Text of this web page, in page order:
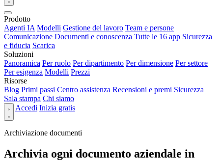
Prodotto
Agenti IA Modelli Gestione del lavoro Team e persone
Comunicazione Documenti e conoscenza Tutte le 16 app Sicurezza
e fiducia Scarica
Soluzioni
Panoramica Per ruolo Per dipartimento Per dimensione Per settore
Per esigenza Modelli Prezzi
Risorse
Blog Primi passi Centro assistenza Recensioni e premi Sicurezza
Sala stampa Chi siamo
Accedi Inizia gratis
Archiviazione documenti
Archivia ogni documento aziendale in